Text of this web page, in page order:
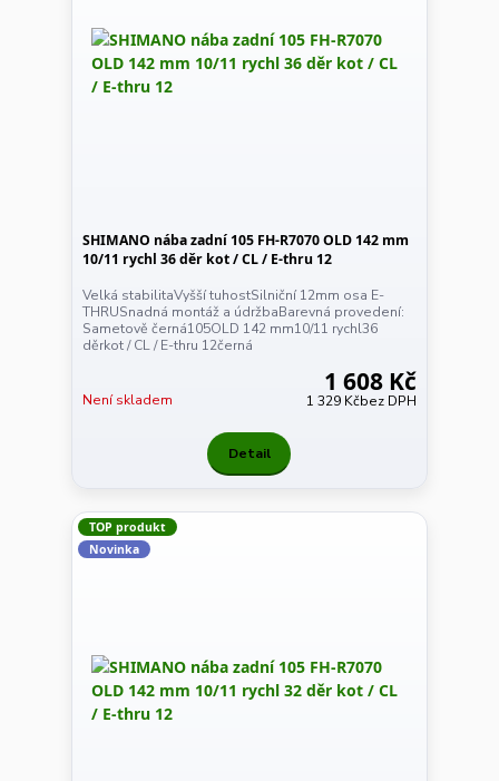
SHIMANO nába zadní 105 FH-R7070 OLD 142 mm
10/11 rychl 36 děr kot / CL / E-thru 12
Velká stabilitaVyšší tuhostSilniční 12mm osa E-
THRUSnadná montáž a údržbaBarevná provedení:
Sametově černá105OLD 142 mm10/11 rychl36
děrkot / CL / E-thru 12černá
1 608 Kč
1 329 Kčbez DPH
Není skladem
Detail
TOP produkt
Novinka